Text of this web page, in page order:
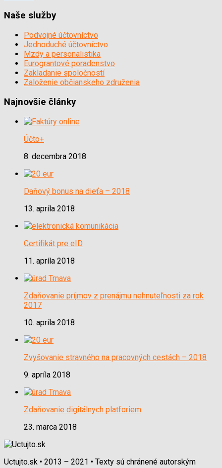
Naše služby
Podvojné účtovníctvo
Jednoduché účtovníctvo
Mzdy a personalistika
Eurograntové poradenstvo
Zakladanie spoločností
Založenie občianskeho združenia
Najnovšie články
Účto+
8. decembra 2018
Daňový bonus na dieťa – 2018
13. apríla 2018
Certifikát pre eID
11. apríla 2018
Zdaňovanie príjmov z prenájmu nehnuteľnosti za rok
2017
10. apríla 2018
Zvyšovanie stravného na pracovných cestách – 2018
9. apríla 2018
Zdaňovanie digitálnych platforiem
23. marca 2018
Uctujto.sk • 2013 – 2021 • Texty sú chránené autorským